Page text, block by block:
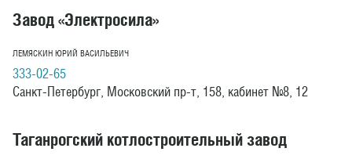
Завод «Электросила»
ЛЕМЯСКИН ЮРИЙ ВАСИЛЬЕВИЧ
333-02-65
Санкт-Петербург, Московский пр-т, 158, кабинет №8, 12
Таганрогский котлостроительный завод